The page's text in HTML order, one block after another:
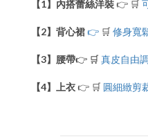
【1】內搭蕾絲洋裝👉 🛒
【2】背心裙👉 🛒 修身寬
【3】腰帶👉 🛒 真皮自由
【4】上衣👉 🛒 圓細緻剪